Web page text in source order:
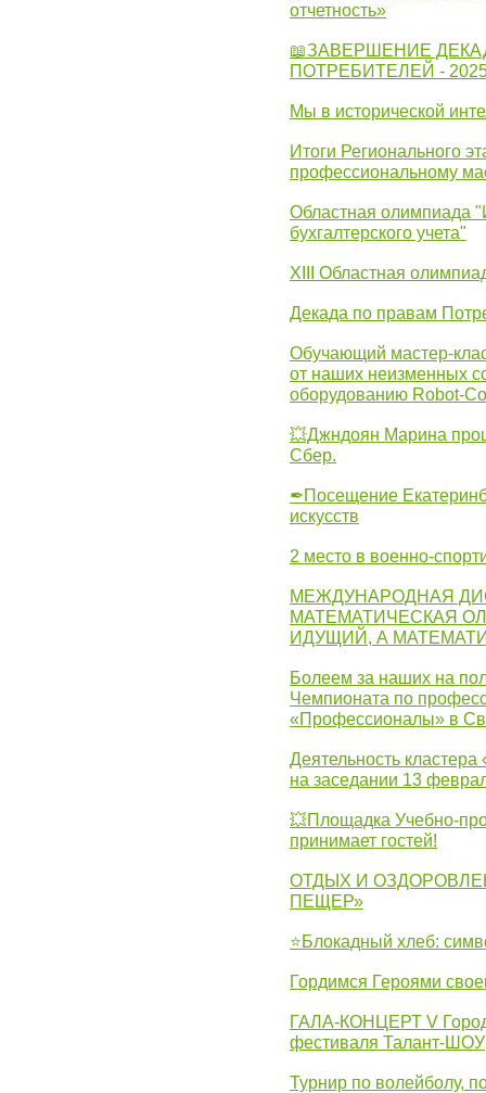
отчетность»
📖ЗАВЕРШЕНИЕ
ПОТРЕБИТЕЛЕЙ -
Мы в исторической
Итоги Регионального
профессиональному
Областная олимпиада
бухгалтерского учета"
XIII Областная
Декада по правам
Обучающий мастер-
от наших неизменных
оборудованию Robot-
💥Джндоян Марина
Сбер.
✒Посещение
искусств
2 место в военно-
МЕЖДУНАРОДНАЯ
МАТЕМАТИЧЕСКАЯ
ИДУЩИЙ, А
Болеем за наших на
Чемпионата по
«Профессионалы» в
Деятельность
на заседании 13
💥Площадка Учебно-
принимает гостей!
ОТДЫХ И
ПЕЩЕР»
⭐Блокадный хлеб:
Гордимся Героями
ГАЛА-КОНЦЕРТ V
фестиваля Талант-ШОУ
Турнир по волейболу,